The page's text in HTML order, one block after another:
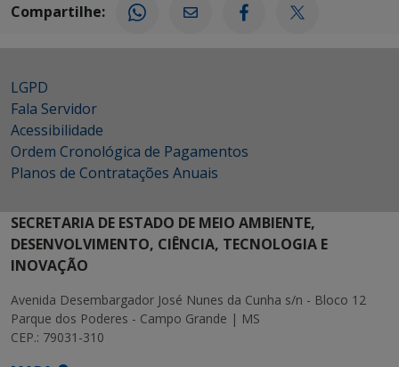
Compartilhe:
LGPD
Fala Servidor
Acessibilidade
Ordem Cronológica de Pagamentos
Planos de Contratações Anuais
SECRETARIA DE ESTADO DE MEIO AMBIENTE,
DESENVOLVIMENTO, CIÊNCIA, TECNOLOGIA E
INOVAÇÃO
Avenida Desembargador José Nunes da Cunha s/n - Bloco 12
Parque dos Poderes - Campo Grande | MS
CEP.: 79031-310